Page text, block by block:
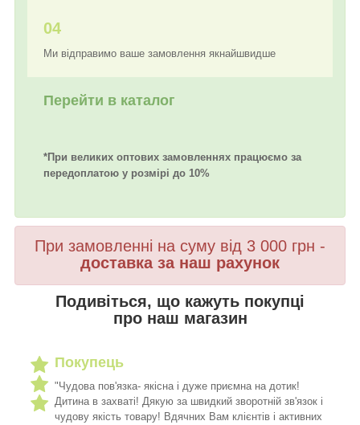
04
Ми відправимо ваше замовлення якнайшвидше
Перейти в каталог
*При великих оптових замовленнях працюємо за
передоплатою у розмірі до 10%
При замовленні на суму від 3 000 грн -
доставка за наш рахунок
Подивіться, що кажуть покупці
про наш магазин
Покупець
"Чудова пов'язка- якісна і дуже приємна на дотик!
Дитина в захваті! Дякую за швидкий зворотній зв'язок і
чудову якість товару! Вдячних Вам клієнтів і активних